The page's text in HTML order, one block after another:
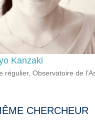
Kanzaki
régulier, Observatoire de
CHERCHEUR